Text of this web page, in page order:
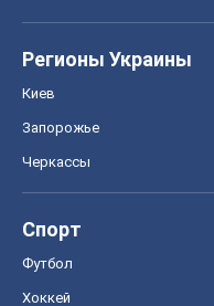
Регионы Украины
Киев
Запорожье
Черкассы
Спорт
Футбол
Хоккей